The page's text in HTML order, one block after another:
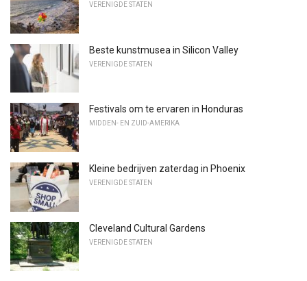
VERENIGDE STATEN
Beste kunstmusea in Silicon Valley
VERENIGDE STATEN
Festivals om te ervaren in Honduras
MIDDEN- EN ZUID-AMERIKA
Kleine bedrijven zaterdag in Phoenix
VERENIGDE STATEN
Cleveland Cultural Gardens
VERENIGDE STATEN